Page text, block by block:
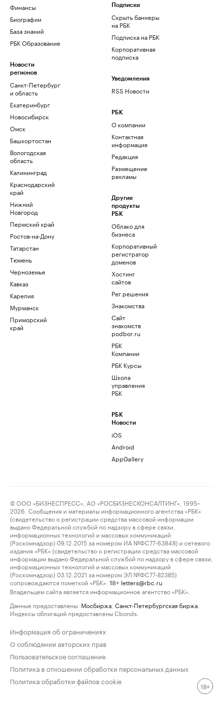
Финансы
Биографии
База знаний
РБК Образование
Новости
регионов
Санкт-Петербург
и область
Екатеринбург
Новосибирск
Омск
Башкортостан
Вологодская
область
Калининград
Краснодарский
край
Нижний
Новгород
Пермский край
Ростов-на-Дону
Татарстан
Тюмень
Черноземье
Кавказ
Карелия
Мурманск
Приморский
край
Подписки
Скрыть баннеры
на РБК
Подписка на РБК
Корпоративная
подписка
Уведомления
RSS Новости
РБК
О компании
Контактная
информация
Редакция
Размещение
рекламы
Другие
продукты
РБК
Облако для
бизнеса
Корпоративный
регистратор
доменов
Хостинг
сайтов
Рег.решения
Знакомства
Сайт
знакомств
podbor.ru
РБК
Компании
РБК Курсы
Школа
управления
РБК
РБК
Новости
iOS
Android
AppGallery
© ООО «БИЗНЕСПРЕСС», АО «РОСБИЗНЕСКОНСАЛТИНГ», 1995–
2026. Сообщения и материалы информационного агентства «РБК»
(свидетельство о регистрации средства массовой информации
выдано Федеральной службой по надзору в сфере связи,
информационных технологий и массовых коммуникаций
(Роскомнадзор) 09.12.2015 за номером ИА №ФС77-63848) и сетевого
издания «РБК» (свидетельство о регистрации средства массовой
информации выдано Федеральной службой по надзору в сфере связи,
информационных технологий и массовых коммуникаций
(Роскомнадзор) 03.12.2021 за номером ЭЛ №ФС77-82385)
сопровождаются пометкой «РБК».
18+ letters@rbc.ru
Владельцем сайта является информационное агентство «РБК».
Данные предоставлены: Мосбиржа Санкт-Петербургская биржа
Индексы облигаций предоставлены Cbonds.
Информация об ограничениях
О соблюдении авторских прав
Пользовательское соглашение
Политика в отношении обработки персональных данных
Политика обработки файлов cookie
18+